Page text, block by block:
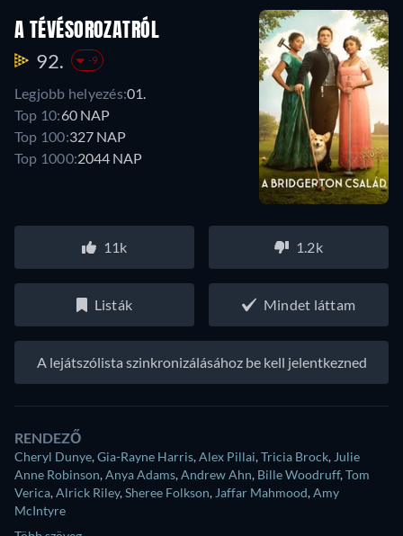
A TÉVÉSOROZATRÓL
92. -9
Legjobb helyezés:01.
Top 10:60 NAP
Top 100:327 NAP
Top 1000:2044 NAP
11k 1.2k
Listák Mindet láttam
A lejátszólista szinkronizálásához be kell jelentkezned
RENDEZŐ
Cheryl Dunye,Gia-Rayne Harris,Alex Pillai,Tricia Brock, Julie
Anne Robinson,Anya Adams,Andrew Ahn, Bille Woodruff,Tom
Verica,Alrick Riley,Sheree Folkson, Jaffar Mahmood,Amy
McIntyre